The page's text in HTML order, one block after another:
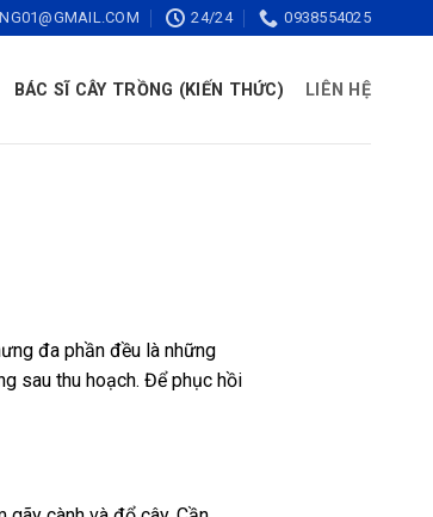
24/24 0938554025
BÁC SĨ CÂY TRỒNG (KIẾN THỨC) LIÊN HỆ
đa phần đều là những
sau thu hoạch. Để phục hồi